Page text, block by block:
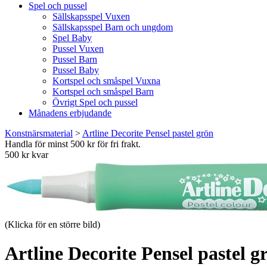
Spel och pussel
Sällskapsspel Vuxen
Sällskapsspel Barn och ungdom
Spel Baby
Pussel Vuxen
Pussel Barn
Pussel Baby
Kortspel och småspel Vuxna
Kortspel och småspel Barn
Övrigt Spel och pussel
Månadens erbjudande
Konstnärsmaterial > Artline Decorite Pensel pastel grön
Handla för minst 500 kr för fri frakt.
500 kr kvar
(Klicka för en större bild)
Artline Decorite Pensel pastel